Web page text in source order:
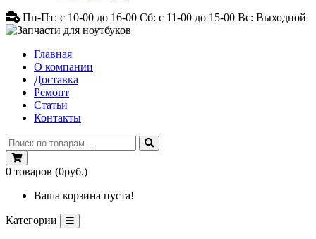
Пн-Пт: с 10-00 до 16-00 Сб: с 11-00 до 15-00 Вс: Выходной
Главная
О компании
Доставка
Ремонт
Статьи
Контакты
0 товаров (0руб.)
Ваша корзина пуста!
Категории